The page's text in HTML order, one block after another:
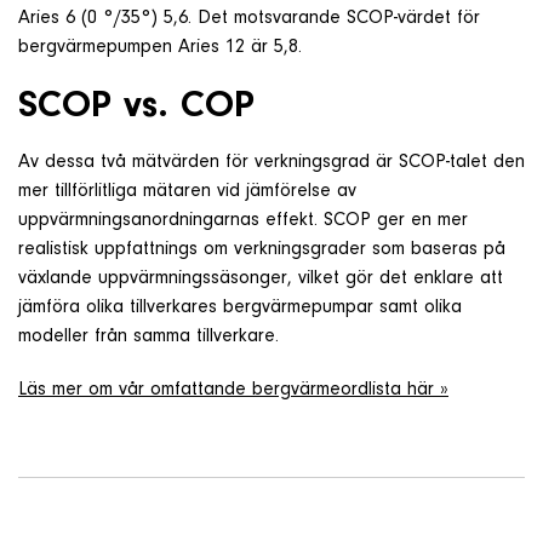
Aries 6 (0 °/35°) 5,6. Det motsvarande SCOP-värdet för
bergvärmepumpen Aries 12 är 5,8.
SCOP vs. COP
Av dessa två mätvärden för verkningsgrad är SCOP-talet den
mer tillförlitliga mätaren vid jämförelse av
uppvärmningsanordningarnas effekt. SCOP ger en mer
realistisk uppfattnings om verkningsgrader som baseras på
växlande uppvärmningssäsonger, vilket gör det enklare att
jämföra olika tillverkares bergvärmepumpar samt olika
modeller från samma tillverkare.
Läs mer om vår omfattande bergvärmeordlista här »